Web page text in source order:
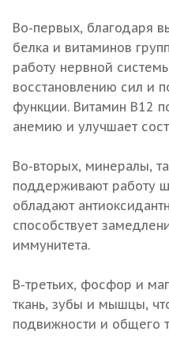
Во-первых, благодаря
белка и витаминов
работу нервной
восстановлению сил и
функции. Витамин В12
анемию и улучшает
Во-вторых, минералы,
поддерживают работу
обладают
способствует
иммунитета.
В-третьих, фосфор и
ткань, зубы и мышцы,
подвижности и общего